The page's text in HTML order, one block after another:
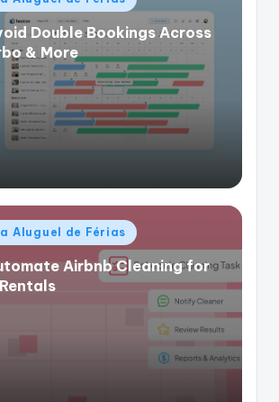
Double Bookings Across
& More
Aluguel de Férias
Airbnb Cleaning for